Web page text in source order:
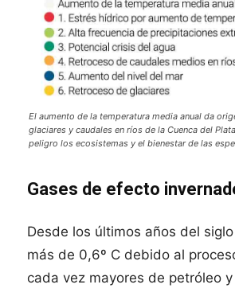
El aumento de la temperatura media anual da
glaciares y caudales en ríos de la Cuenca del
peligro los ecosistemas y el bienestar de las
Gases de efecto
Desde los últimos años del
más de 0,6º C debido al
cada vez mayores de petróleo